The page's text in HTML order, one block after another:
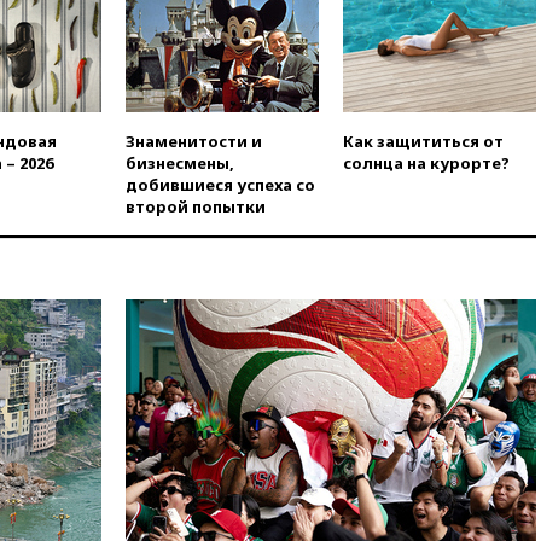
в Госдуму
вчера, 19:25Путин
прокомментировал первый
номер «Единой России» в
бюллетене
вчера, 19:15 Путин обсудил с
Памфиловой подготовку к
единому дню голосования
вчера, 18:56Wildberries
вчера, 18:45Крупнейший
склад маркетплейса Rozetka
сгорел под Киевом
вчера, 18:35 Джаред Лето
лишился роли в фильме
Барри Левинсона на фоне
обвинений в насилии
вчера, 18:28Выборы ректора
ГИТИСа перенесены на «после
2026
Знаменитости и
бизнесмены,
добившиеся успеха со
второй попытки
Как защититься от
солнца на курорте?